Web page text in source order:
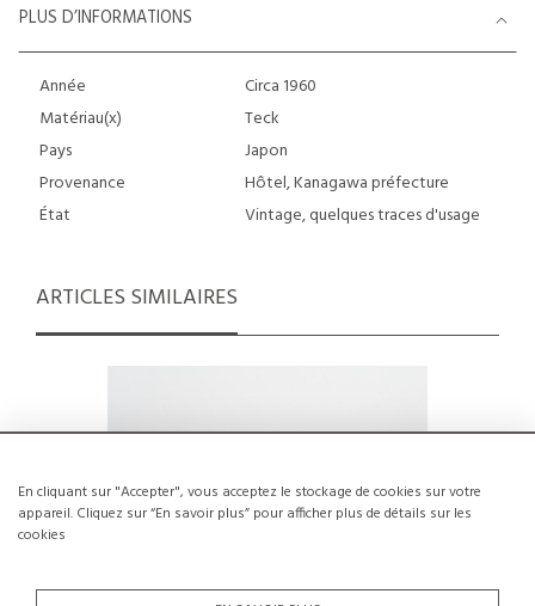
En cliquant sur "Accepter", vous acceptez le stockage de cookies sur votre
appareil. Cliquez sur “En savoir plus” pour afficher plus de détails sur les
cookies
PLUS D’INFORMATIONS
Année
Circa 1960
Matériau(x)
Teck
Pays
Japon
Provenance
Hôtel, Kanagawa préfecture
État
Vintage, quelques traces d'usage
ARTICLES SIMILAIRES